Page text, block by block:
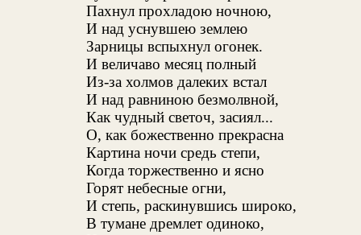
Пахнул прохладою ночною,
И над уснувшею землею
Зарницы вспыхнул огонек.
И величаво месяц полный
Из-за холмов далеких встал
И над равниною безмолвной,
Как чудный светоч, засиял...
О, как божественно прекрасна
Картина ночи средь степи,
Когда торжественно и ясно
Горят небесные огни,
И степь, раскинувшись широко,
В тумане дремлет одиноко,